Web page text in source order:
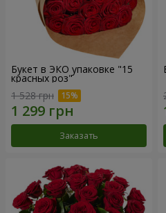
Букет в ЭКО упаковке "15
красных роз"
1 528 грн
Заказать